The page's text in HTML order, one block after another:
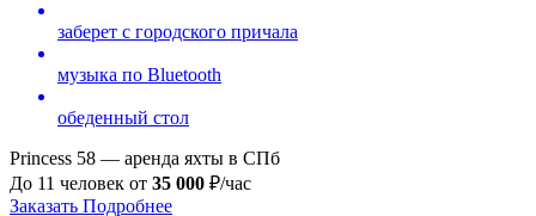
заберет с городского причала
музыка по Bluetooth
обеденный стол
Princess 58 — аренда яхты в СПб
До 11 человек от 35 000 ₽/час
Заказать Подробнее